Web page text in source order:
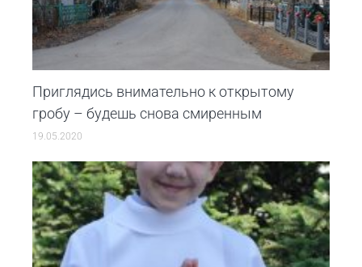
Приглядись внимательно к открытому
гробу – будешь снова смиренным
19.05.2020